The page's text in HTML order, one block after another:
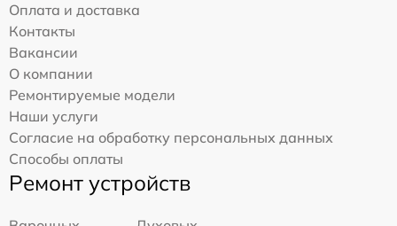
Оплата и доставка
Контакты
Вакансии
О компании
Ремонтируемые модели
Наши услуги
Согласие на обработку персональных данных
Способы оплаты
Ремонт устройств